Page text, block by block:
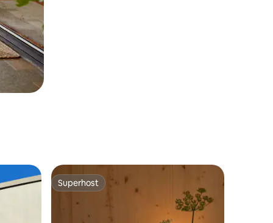
Superhost
Superhost